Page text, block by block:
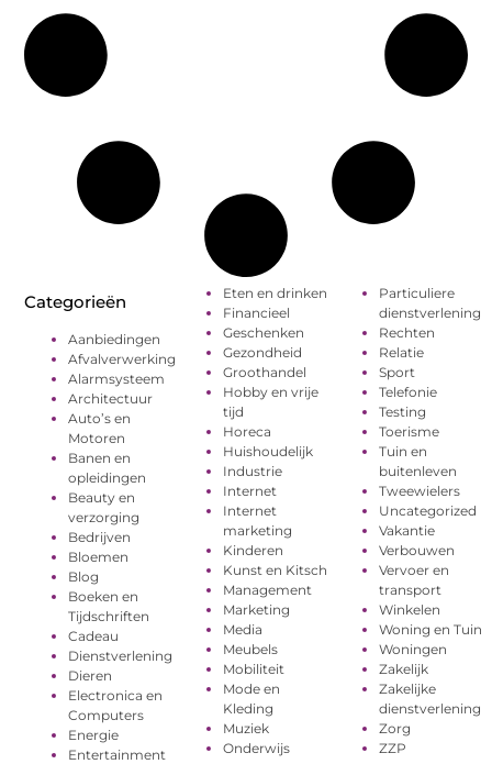
Categorieën
Aanbiedingen
Afvalverwerking
Alarmsysteem
Architectuur
Auto’s en
Motoren
Banen en
opleidingen
Beauty en
verzorging
Bedrijven
Bloemen
Blog
Boeken en
Tijdschriften
Cadeau
Dienstverlening
Dieren
Electronica en
Computers
Energie
Entertainment
Eten en drinken
Financieel
Geschenken
Gezondheid
Groothandel
Hobby en vrije
tijd
Horeca
Huishoudelijk
Industrie
Internet
Internet
marketing
Kinderen
Kunst en Kitsch
Management
Marketing
Media
Meubels
Mobiliteit
Mode en
Kleding
Muziek
Onderwijs
Particuliere
dienstverlening
Rechten
Relatie
Sport
Telefonie
Testing
Toerisme
Tuin en
buitenleven
Tweewielers
Uncategorized
Vakantie
Verbouwen
Vervoer en
transport
Winkelen
Woning en Tuin
Woningen
Zakelijk
Zakelijke
dienstverlening
Zorg
ZZP